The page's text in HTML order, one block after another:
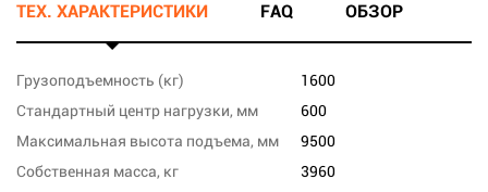
ТЕХ. ХАРАКТЕРИСТИКИ FAQ ОБЗОР
Грузоподъемность (кг)
1600
Стандартный центр нагрузки, мм
600
Максимальная высота подъема, мм
9500
Собственная масса, кг
3960